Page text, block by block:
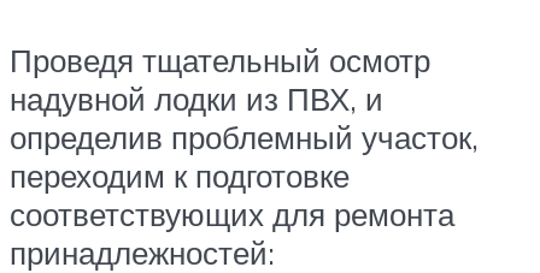
Проведя тщательный осмотр
надувной лодки из ПВХ, и
определив проблемный участок,
переходим к подготовке
соответствующих для ремонта
принадлежностей: